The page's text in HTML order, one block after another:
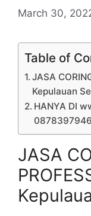
March 30,
Table of
JASA
Kepulauan
HANYA DI
JASA